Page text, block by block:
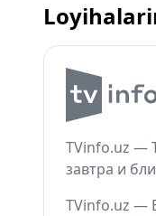
TVinfo.uz —
завтра и
TVinfo.uz —